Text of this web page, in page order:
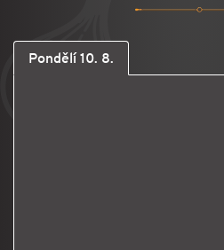
Pondělí 10. 8.